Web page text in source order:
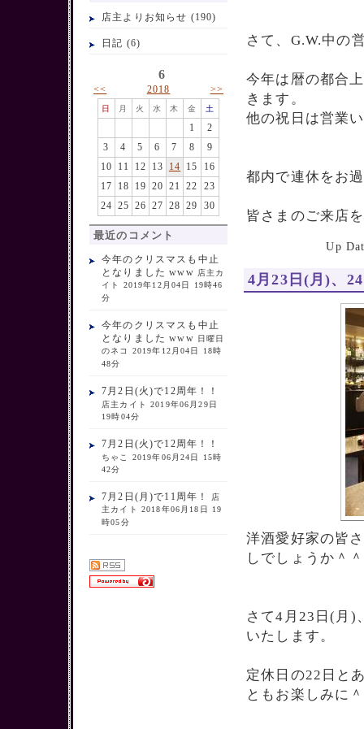
店主よりお知らせ (190)
日記 (6)
6
<< 2018 >>
日 月 火 水 木 金 土
1
2
3
4 5 6 7 8
9
10
11 12 13 14 15
16
17
18 19 20 21 22
23
24
25 26 27 28 29 30
最近のコメント
今年のクリスマスも中止
となりました www 店主カ
イト 2019年12月04日 19時46
分
今年のクリスマスも中止
となりました www 日曜日
のネコ 2019年12月04日 18時
48分
7月2日(火)で12周年！！
店主カイト 2019年06月29日
19時04分
7月2日(火)で12周年！！
ちゃこ 2019年06月24日 15時
42分
7月2日(月)で11周年！ 店
主カイト 2018年06月18日 19
時05分
さて、G.W.中の
今年は暦の都合
きます。
他の祝日は営業
都内で連休をお
皆さまのご来店
Up
4月23日(月)、
洋酒愛好家の皆
しでしょうか＾＾
さて4月23日(月)
いたします。
定休日の22日と
ともお楽しみに